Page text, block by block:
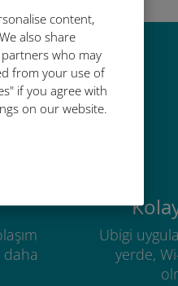
content,
also share
who may
from your use of
if you agree with
on our website.
Ubigi
yerde,